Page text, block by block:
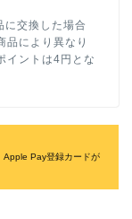
交換した場合
品により異なり
イントは4円とな
Apple Pay登録カードが